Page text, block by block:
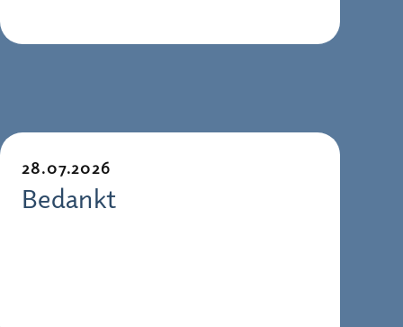
28.07.2026
Bedankt